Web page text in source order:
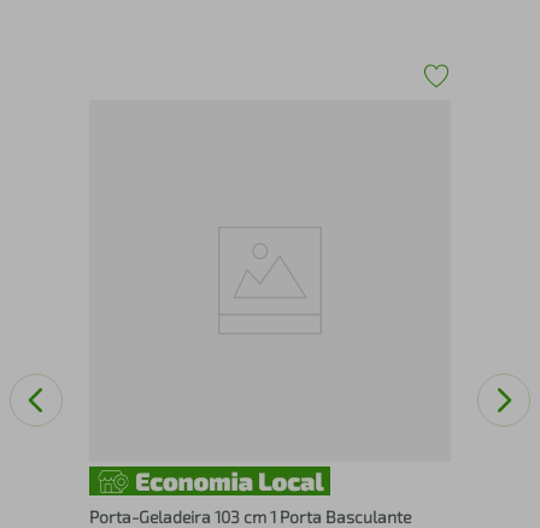
Porta-Geladeira 103 cm 1 Porta Basculante